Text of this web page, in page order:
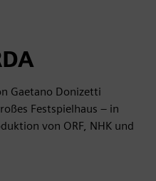
Gaetano Donizetti
Festspielhaus – in
von ORF, NHK und